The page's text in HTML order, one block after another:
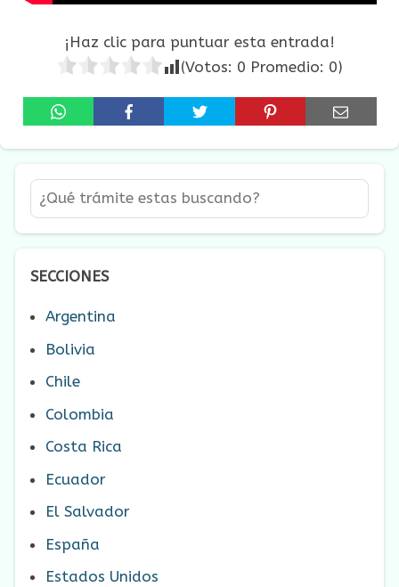
¡Haz clic para puntuar esta entrada!
(Votos: 0 Promedio: 0)
SECCIONES
Argentina
Bolivia
Chile
Colombia
Costa Rica
Ecuador
El Salvador
España
Estados Unidos